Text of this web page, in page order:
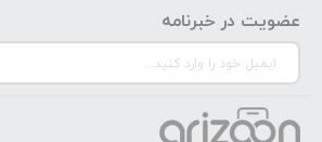
عضویت در خبرنامه